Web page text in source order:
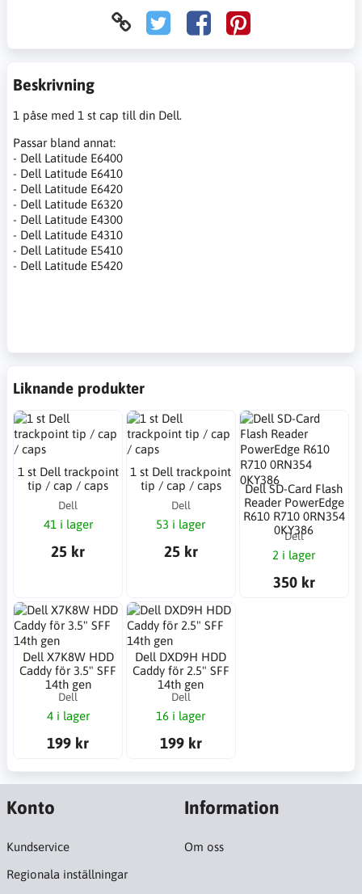
Beskrivning
1 påse med 1 st cap till din Dell.
Passar bland annat:
- Dell Latitude E6400
- Dell Latitude E6410
- Dell Latitude E6420
- Dell Latitude E6320
- Dell Latitude E4300
- Dell Latitude E4310
- Dell Latitude E5410
- Dell Latitude E5420
Liknande produkter
1 st Dell trackpoint
tip / cap / caps
Dell
41 i lager
25 kr
1 st Dell trackpoint
tip / cap / caps
Dell
53 i lager
25 kr
Dell SD-Card Flash
Reader PowerEdge
R610 R710 0RN354
0KY386
Dell
2 i lager
350 kr
Dell X7K8W HDD
Caddy för 3.5" SFF
14th gen
Dell
4 i lager
199 kr
Dell DXD9H HDD
Caddy för 2.5" SFF
14th gen
Dell
16 i lager
199 kr
Konto
Kundservice
Regionala inställningar
Information
Om oss